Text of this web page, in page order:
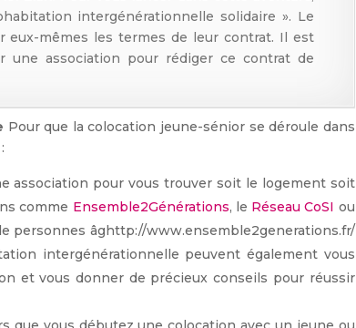
intergénérationnelle solidaire ». Le
mêmes les termes de leur contrat. Il est
une association pour rédiger ce contrat de
Pour que la colocation jeune-sénior se déroule dans
association pour vous trouver soit le logement soit
comme Ensemble2Générations, le Réseau CoSI ou
personnes âghttp://www.ensemble2generations.fr/
intergénérationnelle peuvent également vous
et vous donner de précieux conseils pour réussir